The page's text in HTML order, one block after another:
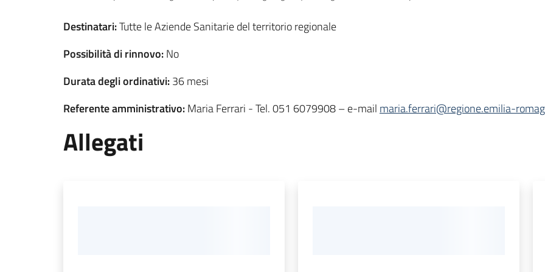
Destinatari:Tutte le Aziende Sanitarie del territorio regionale
Possibilità di rinnovo:No
Durata degli ordinativi:36 mesi
Referente amministrativo:Maria Ferrari - Tel. 051 6079908 – e-mail maria.ferrari@regione.emilia-
Allegati